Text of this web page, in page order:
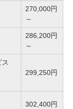
270,000円
～
286,200円
～
299,250円
302,400円